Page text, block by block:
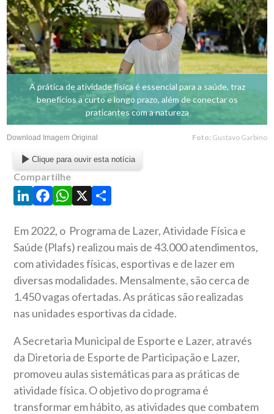
A prática de atividade física é essencial para a saúde, traz
benefícios a curto e longo prazo, além de conectar os
praticantes com a natureza
Download Imagem Original Foto: Gustavo Garbino
Clique para ouvir esta notícia
Compartilhe
LinkedIn
Facebook
WhatsApp
X Share
Em 2022, o Programa de Lazer, Atividade Física e
Saúde (Plafs) realizou mais de 43.000 atendimentos,
com atividades físicas, esportivas e de lazer em
diversas modalidades. Mensalmente, são cerca de
1.450 vagas ofertadas. As práticas são realizadas
nas unidades esportivas da cidade.
A Secretaria Municipal de Esporte e Lazer, através
da Diretoria de Esporte de Participação e Lazer,
promoveu aulas sistemáticas para as práticas de
atividade física. O objetivo do programa é
transformar em hábito, as atividades que combatem